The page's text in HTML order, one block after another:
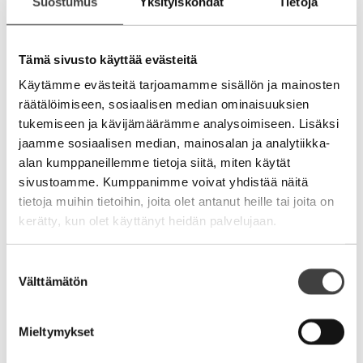
Tämä sivusto käyttää evästeitä
Käytämme evästeitä tarjoamamme sisällön ja mainosten
räätälöimiseen, sosiaalisen median ominaisuuksien
tukemiseen ja kävijämäärämme analysoimiseen. Lisäksi
jaamme sosiaalisen median, mainosalan ja analytiikka-
alan kumppaneillemme tietoja siitä, miten käytät
sivustoamme. Kumppanimme voivat yhdistää näitä
tietoja muihin tietoihin, joita olet antanut heille tai joita on
kerätty, kun olet käyttänyt heidän palvelujaan.
valinta
Välttämätön
Mieltymykset
hyvää viikkosuoritusta vuodessa. Varsinkin
myyntiputken alkupään tehtävistä on pidettävä
pettää niin ennemmin tai myöhemmin
loppupäässä rytisee. Onnella onnistuva
organisaatio joutuu kiipeliin enemmin tai
myöhemmin.
Kokonaisvaltainen kehittäminen. Koska
asiakaslähtöisyys ja kasvu on oikeasti vaikeaa,
tarvitaan jatkuvaa ja kokonaisvaltaista
kehittämistä funktioissa, prosesseissa,
tekemisessä ja mittaamisessa. Johtoryhmän ja
hallituksenkin on syytä pitää huolta että yhtiön
asiakkuusfunktioita kehitetään jatkuvasti ja
aktiivisesti. Kasvu on lopputulos lumivyörystä,
Suomi on tuotantolähtöisten yritysten luvattu